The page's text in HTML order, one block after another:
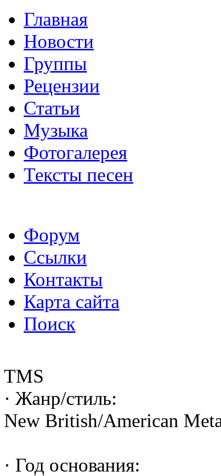
Главная
Новости
Группы
Рецензии
Статьи
Музыка
Фотогалерея
Тексты песен
Форум
Ссылки
Контакты
Карта сайта
Поиск
TMS
· Жанр/стиль:
New British/American
· Год основания: